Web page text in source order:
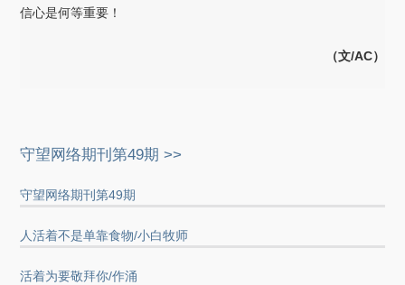
信心是何等重要！
（文/AC）
守望网络期刊第49期 >>
守望网络期刊第49期
人活着不是单靠食物/小白牧师
活着为要敬拜你/作涌